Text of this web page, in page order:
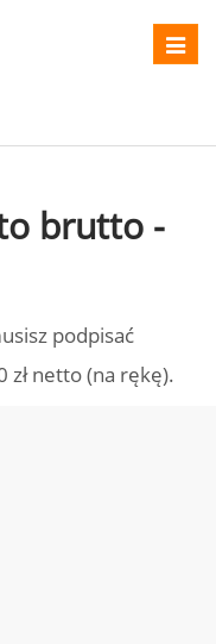
brutto -
podpisać
netto (na rękę).